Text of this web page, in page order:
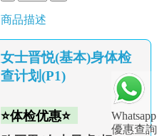
Whatsapp
優惠查詢
商品描述
女士晋悦(基本)身体检
查计划(P1)
⭐体检优惠⭐